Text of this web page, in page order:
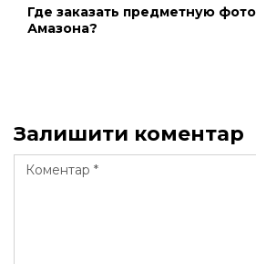
Где заказать предметную
Амазона?
Залишити коментар